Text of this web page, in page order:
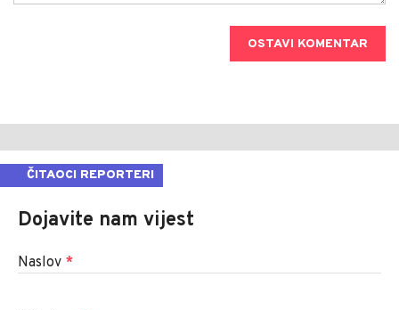
OSTAVI KOMENTAR
ČITAOCI REPORTERI
Dojavite nam vijest
Naslov *